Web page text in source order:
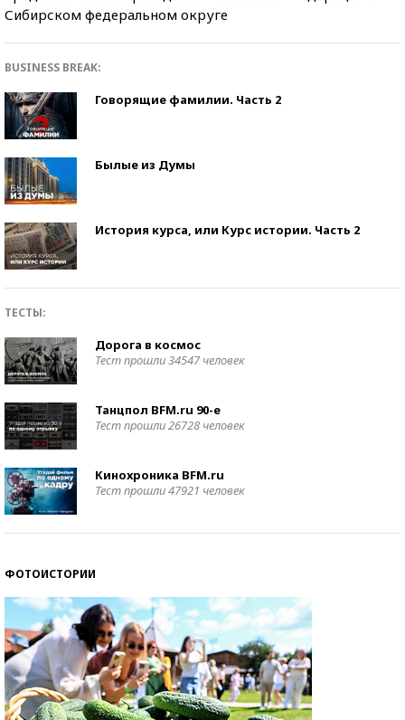
Сибирском федеральном округе
BUSINESS BREAK:
Говорящие фамилии. Часть 2
Былые из Думы
История курса, или Курс истории. Часть 2
ТЕСТЫ:
Дорога в космос
Тест прошли 34547 человек
Танцпол BFM.ru 90-е
Тест прошли 26728 человек
Кинохроника BFM.ru
Тест прошли 47921 человек
ФОТОИСТОРИИ